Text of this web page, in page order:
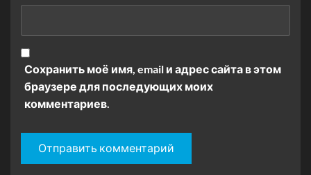
Сохранить моё имя, email и адрес сайта в этом
браузере для последующих моих
комментариев.